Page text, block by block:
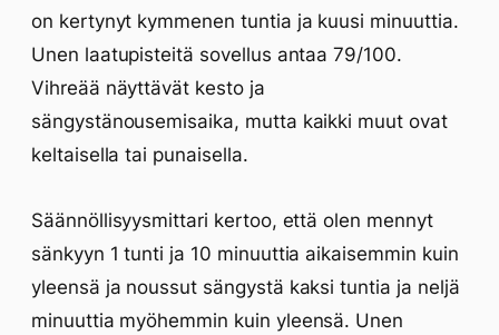
on kertynyt kymmenen tuntia ja kuusi minuuttia.
Unen laatupisteitä sovellus antaa 79/100.
Vihreää näyttävät kesto ja
sängystänousemisaika, mutta kaikki muut ovat
keltaisella tai punaisella.
Säännöllisyysmittari kertoo, että olen mennyt
sänkyyn 1 tunti ja 10 minuuttia aikaisemmin kuin
yleensä ja noussut sängystä kaksi tuntia ja neljä
minuuttia myöhemmin kuin yleensä. Unen